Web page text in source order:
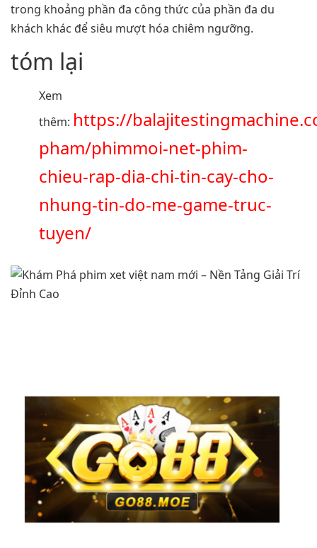
trong khoảng phần đa công thức của phần đa du
khách khác để siêu mượt hóa chiêm ngưỡng.
tóm lại
Xem
thêm: https://
pham/phimmoi-net-phim-
chieu-rap-dia-chi-tin-cay-cho-
nhung-tin-do-me-game-truc-
tuyen/